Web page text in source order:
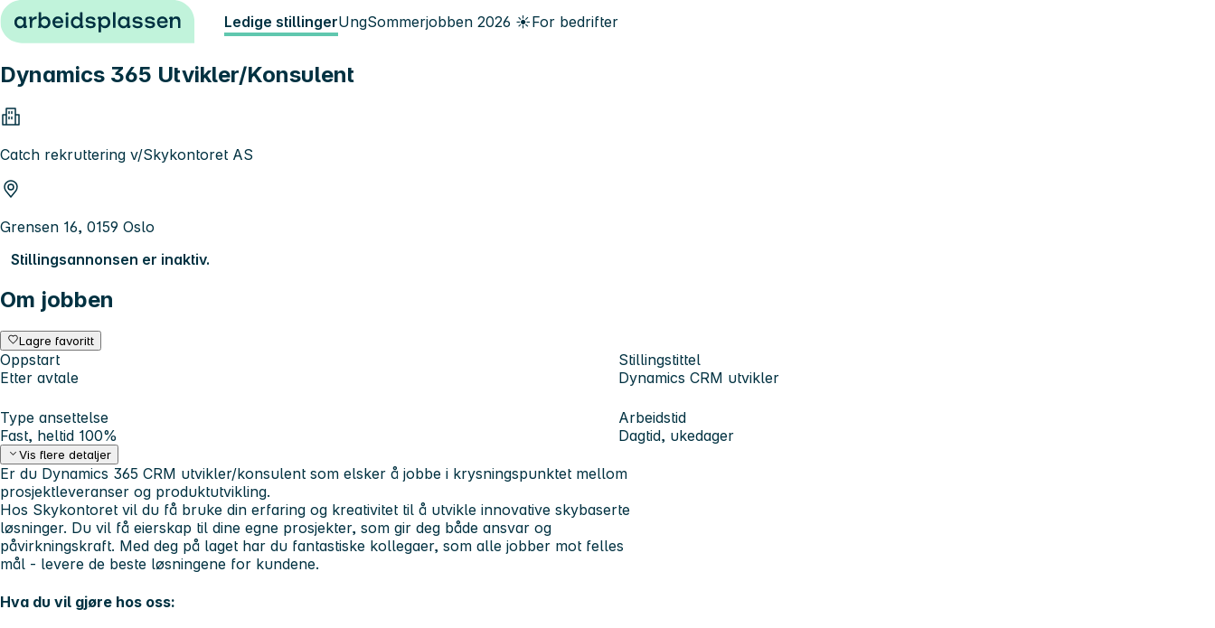
Hopp til innhold Ledige stillingerUngSommerjobben 2026 ☀️For bedrifter
Dynamics 365 Utvikler/Konsulent
Catch rekruttering v/Skykontoret AS
Grensen 16, 0159 Oslo
Stillingsannonsen er inaktiv.
Om jobben
Lagre favoritt
Oppstart
Etter avtale
Stillingstittel
Dynamics CRM utvikler
Type ansettelse
Fast, heltid 100%
Arbeidstid
Dagtid, ukedager
Vis flere detaljer
Er du Dynamics 365 CRM utvikler/konsulent som elsker å jobbe i krysningspunktet mellom
prosjektleveranser og produktutvikling.
Hos Skykontoret vil du få bruke din erfaring og kreativitet til å utvikle innovative skybaserte
løsninger. Du vil få eierskap til dine egne prosjekter, som gir deg både ansvar og
påvirkningskraft. Med deg på laget har du fantastiske kollegaer, som alle jobber mot felles
mål - levere de beste løsningene for kundene.
Hva du vil gjøre hos oss: